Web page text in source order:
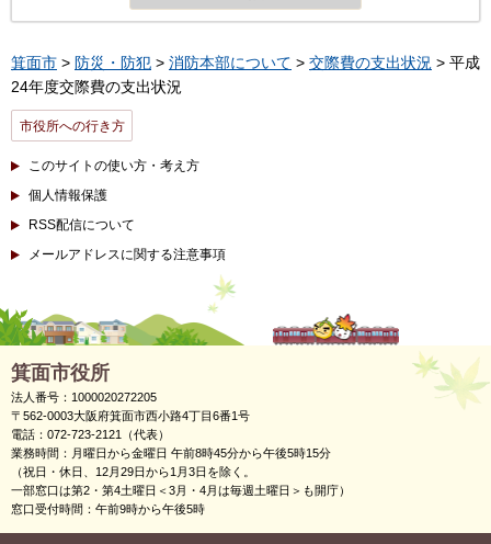
箕面市 > 防災・防犯 > 消防本部について > 交際費の支出状況 > 平成
24年度交際費の支出状況
市役所への行き方
このサイトの使い方・考え方
個人情報保護
RSS配信について
メールアドレスに関する注意事項
箕面市役所
法人番号：1000020272205
〒562-0003大阪府箕面市西小路4丁目6番1号
電話：072-723-2121（代表）
業務時間：月曜日から金曜日 午前8時45分から午後5時15分
（祝日・休日、12月29日から1月3日を除く。
一部窓口は第2・第4土曜日＜3月・4月は毎週土曜日＞も開庁）
窓口受付時間：午前9時から午後5時